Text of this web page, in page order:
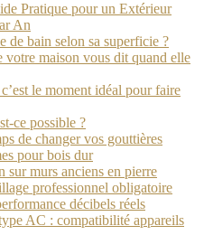
Pratique pour un Extérieur
An
de bain selon sa superficie ?
votre maison vous dit quand elle
le moment idéal pour faire
ce possible ?
de changer vos gouttières
pour bois dur
murs anciens en pierre
professionnel obligatoire
décibels réels
AC : compatibilité appareils